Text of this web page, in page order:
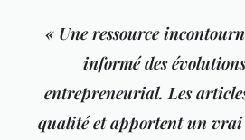
« Une ressource
informé des
entrepreneurial. Les
qualité et apportent un vrai